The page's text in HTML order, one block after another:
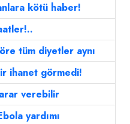
kötü haber!
tüm diyetler aynı
ihanet görmedi!
verebilir
yardımı